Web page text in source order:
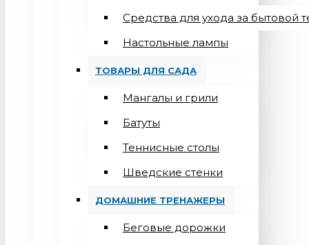
Средства для ухода за бытовой
Настольные лампы
ТОВАРЫ ДЛЯ САДА
Мангалы и грили
Батуты
Теннисные столы
Шведские стенки
ДОМАШНИЕ ТРЕНАЖЕРЫ
Беговые дорожки